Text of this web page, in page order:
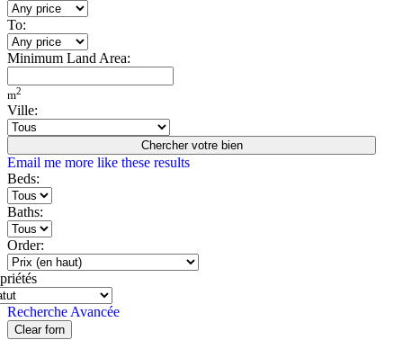
To:
Minimum Land Area:
m2
Ville:
Chercher votre bien
Email me more like these results
Beds:
Baths:
Order:
Recherche Avancée
Clear forn